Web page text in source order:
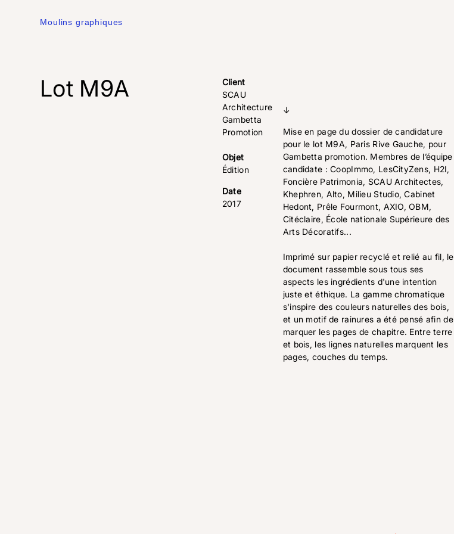
Moulins graphiques
Lot M9A
Client
SCAU
Architecture
Gambetta
Promotion
Objet
Édition
Date
2017
↓
Mise en page du dossier de candidature
pour le lot M9A, Paris Rive Gauche, pour
Gambetta promotion. Membres de l’équipe
candidate : CoopImmo, LesCityZens, H2I,
Foncière Patrimonia, SCAU Architectes,
Khephren, Alto, Milieu Studio, Cabinet
Hedont, Prêle Fourmont, AXIO, OBM,
Citéclaire, École nationale Supérieure des
Arts Décoratifs...
Imprimé sur papier recyclé et relié au fil, le
document rassemble sous tous ses
aspects les ingrédients d'une intention
juste et éthique. La gamme chromatique
s'inspire des couleurs naturelles des bois,
et un motif de rainures a été pensé afin de
marquer les pages de chapitre. Entre terre
et bois, les lignes naturelles marquent les
pages, couches du temps.